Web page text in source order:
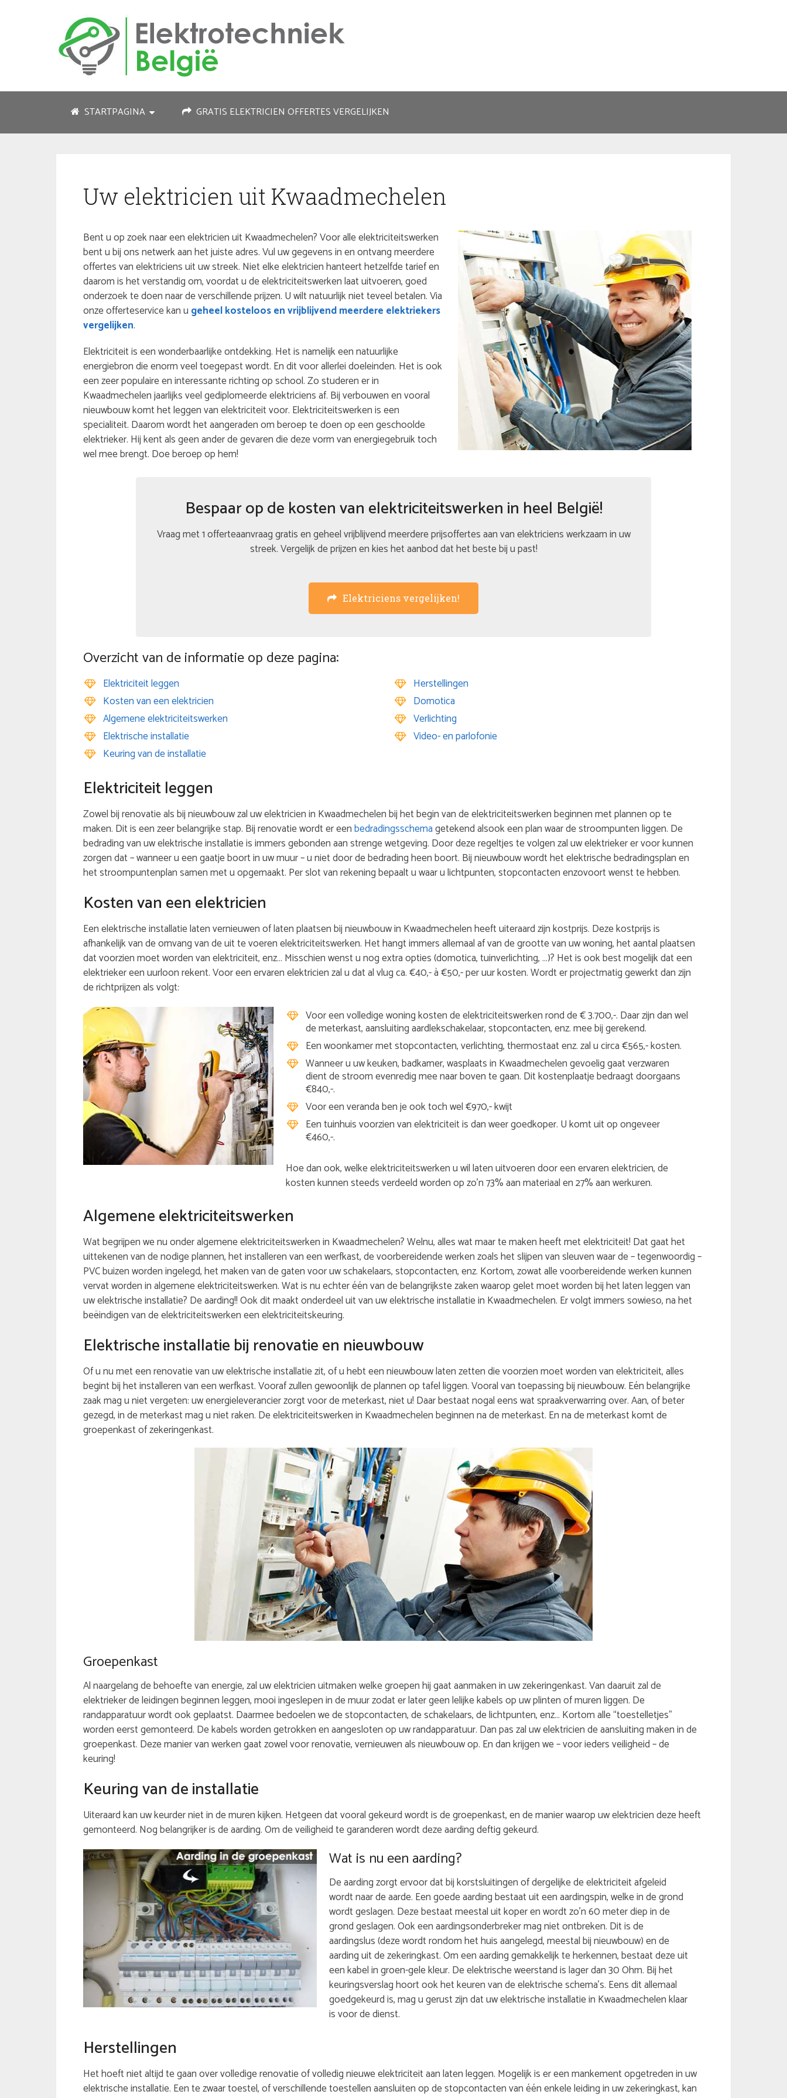
STARTPAGINA GRATIS ELEKTRICIEN OFFERTES VERGELIJKEN
Uw elektricien uit Kwaadmechelen
Bent u op zoek naar een elektricien uit Kwaadmechelen? Voor alle elektriciteitswerken
bent u bij ons netwerk aan het juiste adres. Vul uw gegevens in en ontvang meerdere
offertes van elektriciens uit uw streek. Niet elke elektricien hanteert hetzelfde tarief en
daarom is het verstandig om, voordat u de elektriciteitswerken laat uitvoeren, goed
onderzoek te doen naar de verschillende prijzen. U wilt natuurlijk niet teveel betalen. Via
onze offerteservice kan u geheel kosteloos en vrijblijvend meerdere elektriekers
vergelijken.
Elektriciteit is een wonderbaarlijke ontdekking. Het is namelijk een natuurlijke
energiebron die enorm veel toegepast wordt. En dit voor allerlei doeleinden. Het is ook
een zeer populaire en interessante richting op school. Zo studeren er in
Kwaadmechelen jaarlijks veel gediplomeerde elektriciens af. Bij verbouwen en vooral
nieuwbouw komt het leggen van elektriciteit voor. Elektriciteitswerken is een
specialiteit. Daarom wordt het aangeraden om beroep te doen op een geschoolde
elektrieker. Hij kent als geen ander de gevaren die deze vorm van energiegebruik toch
wel mee brengt. Doe beroep op hem!
Bespaar op de kosten van elektriciteitswerken in heel België!
Vraag met 1 offerteaanvraag gratis en geheel vrijblijvend meerdere prijsoffertes aan van elektriciens werkzaam in uw
streek. Vergelijk de prijzen en kies het aanbod dat het beste bij u past!
Elektriciens vergelijken!
Overzicht van de informatie op deze pagina:
Elektriciteit leggen
Kosten van een elektricien
Algemene elektriciteitswerken
Elektrische installatie
Keuring van de installatie
Herstellingen
Domotica
Verlichting
Video- en parlofonie
Elektriciteit leggen
Zowel bij renovatie als bij nieuwbouw zal uw elektricien in Kwaadmechelen bij het begin van de elektriciteitswerken beginnen met plannen op te
maken. Dit is een zeer belangrijke stap. Bij renovatie wordt er eenbedradingsschemagetekend alsook een plan waar de stroompunten liggen. De
bedrading van uw elektrische installatie is immers gebonden aan strenge wetgeving. Door deze regeltjes te volgen zal uw elektrieker er voor kunnen
zorgen dat – wanneer u een gaatje boort in uw muur – u niet door de bedrading heen boort. Bij nieuwbouw wordt het elektrische bedradingsplan en
het stroompuntenplan samen met u opgemaakt. Per slot van rekening bepaalt u waar u lichtpunten, stopcontacten enzovoort wenst te hebben.
Kosten van een elektricien
Een elektrische installatie laten vernieuwen of laten plaatsen bij nieuwbouw in Kwaadmechelen heeft uiteraard zijn kostprijs. Deze kostprijs is
afhankelijk van de omvang van de uit te voeren elektriciteitswerken. Het hangt immers allemaal af van de grootte van uw woning, het aantal plaatsen
dat voorzien moet worden van elektriciteit, enz… Misschien wenst u nog extra opties (domotica, tuinverlichting, …)? Het is ook best mogelijk dat een
elektrieker een uurloon rekent. Voor een ervaren elektricien zal u dat al vlug ca. €40,- à €50,- per uur kosten. Wordt er projectmatig gewerkt dan zijn
de richtprijzen als volgt:
Voor een volledige woning kosten de elektriciteitswerken rond de € 3.700,-. Daar zijn dan wel
de meterkast, aansluiting aardlekschakelaar, stopcontacten, enz. mee bij gerekend.
Een woonkamer met stopcontacten, verlichting, thermostaat enz. zal u circa €565,- kosten.
Wanneer u uw keuken, badkamer, wasplaats in Kwaadmechelen gevoelig gaat verzwaren
dient de stroom evenredig mee naar boven te gaan. Dit kostenplaatje bedraagt doorgaans
€840,-.
Voor een veranda ben je ook toch wel €970,- kwijt
Een tuinhuis voorzien van elektriciteit is dan weer goedkoper. U komt uit op ongeveer
€460,-.
Hoe dan ook, welke elektriciteitswerken u wil laten uitvoeren door een ervaren elektricien, de
kosten kunnen steeds verdeeld worden op zo’n 73% aan materiaal en 27% aan werkuren.
Algemene elektriciteitswerken
Wat begrijpen we nu onder algemene elektriciteitswerken in Kwaadmechelen? Welnu, alles wat maar te maken heeft met elektriciteit! Dat gaat het
uittekenen van de nodige plannen, het installeren van een werfkast, de voorbereidende werken zoals het slijpen van sleuven waar de – tegenwoordig –
PVC buizen worden ingelegd, het maken van de gaten voor uw schakelaars, stopcontacten, enz. Kortom, zowat alle voorbereidende werken kunnen
vervat worden in algemene elektriciteitswerken. Wat is nu echter één van de belangrijkste zaken waarop gelet moet worden bij het laten leggen van
uw elektrische installatie? De aarding!! Ook dit maakt onderdeel uit van uw elektrische installatie in Kwaadmechelen. Er volgt immers sowieso, na het
beëindigen van de elektriciteitswerken een elektriciteitskeuring.
Elektrische installatie bij renovatie en nieuwbouw
Of u nu met een renovatie van uw elektrische installatie zit, of u hebt een nieuwbouw laten zetten die voorzien moet worden van elektriciteit, alles
begint bij het installeren van een werfkast. Vooraf zullen gewoonlijk de plannen op tafel liggen. Vooral van toepassing bij nieuwbouw. Eén belangrijke
zaak mag u niet vergeten: uw energieleverancier zorgt voor de meterkast, niet u! Daar bestaat nogal eens wat spraakverwarring over. Aan, of beter
gezegd, in de meterkast mag u niet raken. De elektriciteitswerken in Kwaadmechelen beginnen na de meterkast. En na de meterkast komt de
groepenkast of zekeringenkast.
Groepenkast
Al naargelang de behoefte van energie, zal uw elektricien uitmaken welke groepen hij gaat aanmaken in uw zekeringenkast. Van daaruit zal de
elektrieker de leidingen beginnen leggen, mooi ingeslepen in de muur zodat er later geen lelijke kabels op uw plinten of muren liggen. De
randapparatuur wordt ook geplaatst. Daarmee bedoelen we de stopcontacten, de schakelaars, de lichtpunten, enz… Kortom alle “toestelletjes”
worden eerst gemonteerd. De kabels worden getrokken en aangesloten op uw randapparatuur. Dan pas zal uw elektricien de aansluiting maken in de
groepenkast. Deze manier van werken gaat zowel voor renovatie, vernieuwen als nieuwbouw op. En dan krijgen we – voor ieders veiligheid – de
keuring!
Keuring van de installatie
Uiteraard kan uw keurder niet in de muren kijken. Hetgeen dat vooral gekeurd wordt is de groepenkast, en de manier waarop uw elektricien deze heeft
gemonteerd. Nog belangrijker is de aarding. Om de veiligheid te garanderen wordt deze aarding deftig gekeurd.
Wat is nu een aarding?
De aarding zorgt ervoor dat bij korstsluitingen of dergelijke de elektriciteit afgeleid
wordt naar de aarde. Een goede aarding bestaat uit een aardingspin, welke in de grond
wordt geslagen. Deze bestaat meestal uit koper en wordt zo’n 60 meter diep in de
grond geslagen. Ook een aardingsonderbreker mag niet ontbreken. Dit is de
aardingslus (deze wordt rondom het huis aangelegd, meestal bij nieuwbouw) en de
aarding uit de zekeringkast. Om een aarding gemakkelijk te herkennen, bestaat deze uit
een kabel in groen-gele kleur. De elektrische weerstand is lager dan 30 Ohm. Bij het
keuringsverslag hoort ook het keuren van de elektrische schema’s. Eens dit allemaal
goedgekeurd is, mag u gerust zijn dat uw elektrische installatie in Kwaadmechelen klaar
is voor de dienst.
Herstellingen
Het hoeft niet altijd te gaan over volledige renovatie of volledig nieuwe elektriciteit aan laten leggen. Mogelijk is er een mankement opgetreden in uw
elektrische installatie. Een te zwaar toestel, of verschillende toestellen aansluiten op de stopcontacten van één enkele leiding in uw zekeringkast, kan